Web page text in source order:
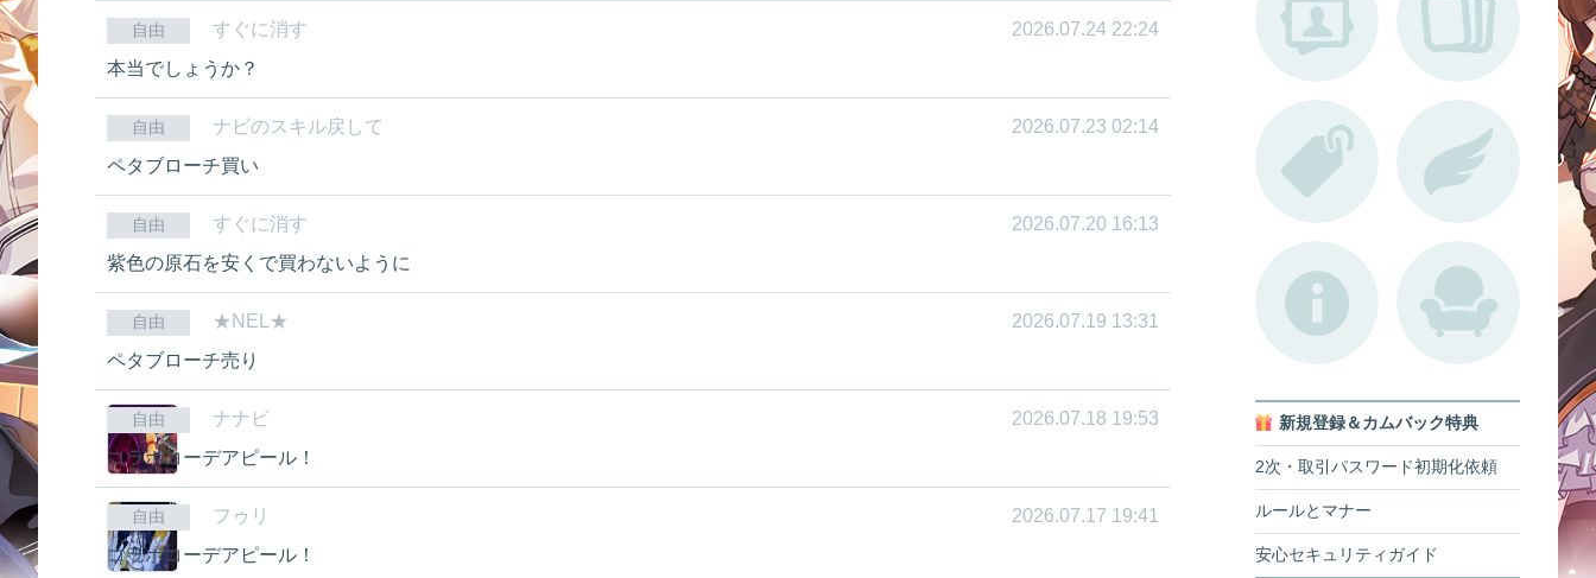
自由 すぐに消す
2026.07.24 22:24
本当でしょうか？
自由 ナビのスキル戻して
2026.07.23 02:14
ペタブローチ買い
自由 すぐに消す
2026.07.20 16:13
紫色の原石を安くで買わないように
自由 ★NEL★
2026.07.19 13:31
ペタブローチ売り
自由 ナナビ
2026.07.18 19:53
コラボコーデアピール！
自由 フゥリ
2026.07.17 19:41
コラボコーデアピール！
新規登録＆カムバック特典
2次・取引パスワード初期化依頼
ルールとマナー
安心セキュリティガイド